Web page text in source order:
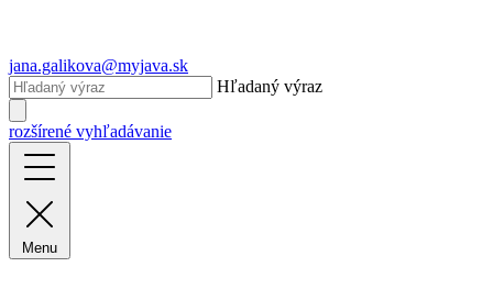
jana.galikova@myjava.sk
Hľadaný výraz
rozšírené vyhľadávanie
Menu